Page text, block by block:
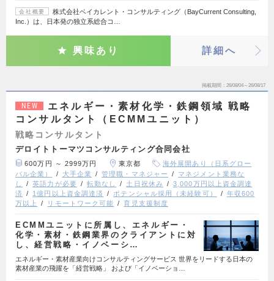
会社概要
株式会社ベイカレント・コンサルティング（BayCurrent Consulting,
Inc.）は、日本発の独立系総合コ…
興味あり 詳細へ
掲載期間 26/08/04～26/08/17
NEW
エネルギー・素材化学・鉄鋼領域 戦略
コンサルタント（ECMMユニット）
戦略コンサルタント
デロイトトーマツコンサルティング合同会社
600万円 ～ 2999万円 東京都
海外展開あり（日系グロー
バル企業）
大手企業 管理職・マネジャー
マネジメント業務な
し
英語力が必要 転勤なし 土日祝休み
3,000万円以上資金調達
済
1億円以上資金調達済 ポテンシャル採用（未経験可）
年収600
万以上
リモートワーク可能 育児支援制度
ECMMユニットに所属し、エネルギー・
化学・素材・鉄鋼業界のクライアントに対
し、経営戦略・イノベーシ…
エネルギー・素材産業向けコンサルティングサービス 世界をリードする日本の
素材産業の飛躍を「経営戦略」 および「イノベーショ…